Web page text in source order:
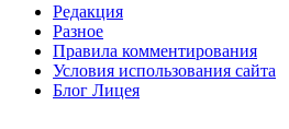
Редакция
Разное
Правила комментирования
Условия использования сайта
Блог Лицея